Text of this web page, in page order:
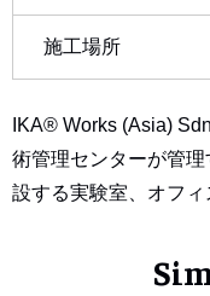
施工場所
IKA® Works (Asia)
術管理センターが管
設する実験室、オフィ